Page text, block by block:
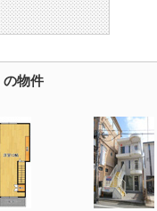
の物件